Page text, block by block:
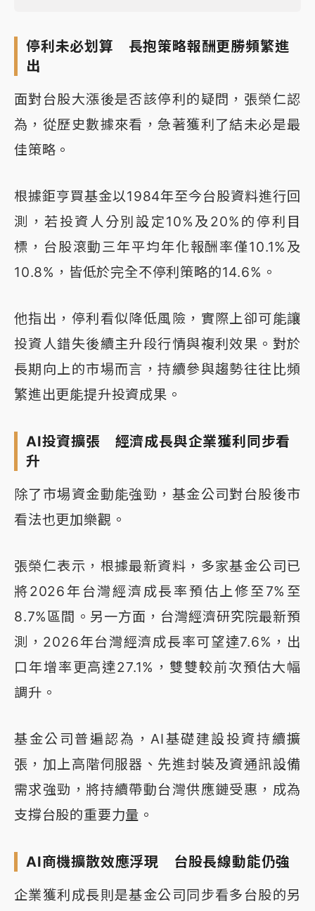
停利未必划算 長抱策略報酬更勝頻繁進
出
面對台股大漲後是否該停利的疑問，張榮仁認
為，從歷史數據來看，急著獲利了結未必是最
佳策略。
根據鉅亨買基金以1984年至今台股資料進行回
測，若投資人分別設定10%及20%的停利目
標，台股滾動三年平均年化報酬率僅10.1%及
10.8%，皆低於完全不停利策略的14.6%。
他指出，停利看似降低風險，實際上卻可能讓
投資人錯失後續主升段行情與複利效果。對於
長期向上的市場而言，持續參與趨勢往往比頻
繁進出更能提升投資成果。
AI投資擴張 經濟成長與企業獲利同步看
升
除了市場資金動能強勁，基金公司對台股後市
看法也更加樂觀。
張榮仁表示，根據最新資料，多家基金公司已
將2026年台灣經濟成長率預估上修至7%至
8.7%區間。另一方面，台灣經濟研究院最新預
測，2026年台灣經濟成長率可望達7.6%，出
口年增率更高達27.1%，雙雙較前次預估大幅
調升。
基金公司普遍認為，AI基礎建設投資持續擴
張，加上高階伺服器、先進封裝及資通訊設備
需求強勁，將持續帶動台灣供應鏈受惠，成為
支撐台股的重要力量。
AI商機擴散效應浮現 台股長線動能仍強
企業獲利成長則是基金公司同步看多台股的另